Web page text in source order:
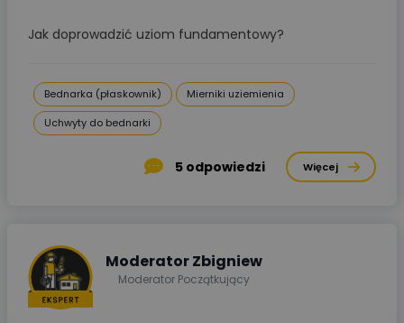
Jak doprowadzić uziom fundamentowy?
Bednarka (płaskownik)
Mierniki uziemienia
Uchwyty do bednarki
5 odpowiedzi Więcej
Moderator Zbigniew
Moderator Początkujący